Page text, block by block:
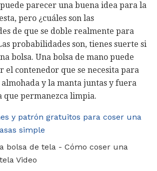
parecer una buena idea para la
pero ¿cuáles son las
de que se doble realmente para
probabilidades son, tienes suerte si
bolsa. Una bolsa de mano puede
el contenedor que se necesita para
y la manta juntas y fuera
que permanezca limpia.
y patrón gratuitos para coser una
simple
bolsa de tela - Cómo coser una
Video